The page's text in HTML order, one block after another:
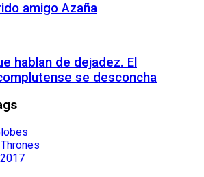
amigo Azaña
hablan de dejadez. El
se desconcha